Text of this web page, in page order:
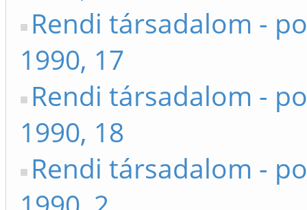
Rendi társadalom -
1990, 17
Rendi társadalom -
1990, 18
Rendi társadalom -